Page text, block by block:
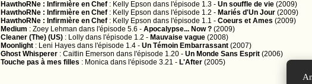
HawthoRNe : Infirmière en Chef : Kelly Epson dans l'épisode 1.3 - Un souffle de vie (2009)
HawthoRNe : Infirmière en Chef : Kelly Epson dans l'épisode 1.2 - Mariés d'Un Jour (2009)
HawthoRNe : Infirmière en Chef : Kelly Epson dans l'épisode 1.1 - Coeurs et Ames (2009)
Medium : Zoey Lehman dans l'épisode 5.6 - Apocalypse... Now ? (2009)
Cleaner (The) (US) : Lolly dans l'épisode 1.2 - Mauvaise vague (2008)
Moonlight : Leni Hayes dans l'épisode 1.4 - Un Témoin Embarrassant (2007)
Ghost Whisperer : Caitlin Emerson dans l'épisode 1.20 - Un Monde Sans Esprit (2006)
Touche pas à mes filles : Monica dans l'épisode 3.21 - L'After (2005)